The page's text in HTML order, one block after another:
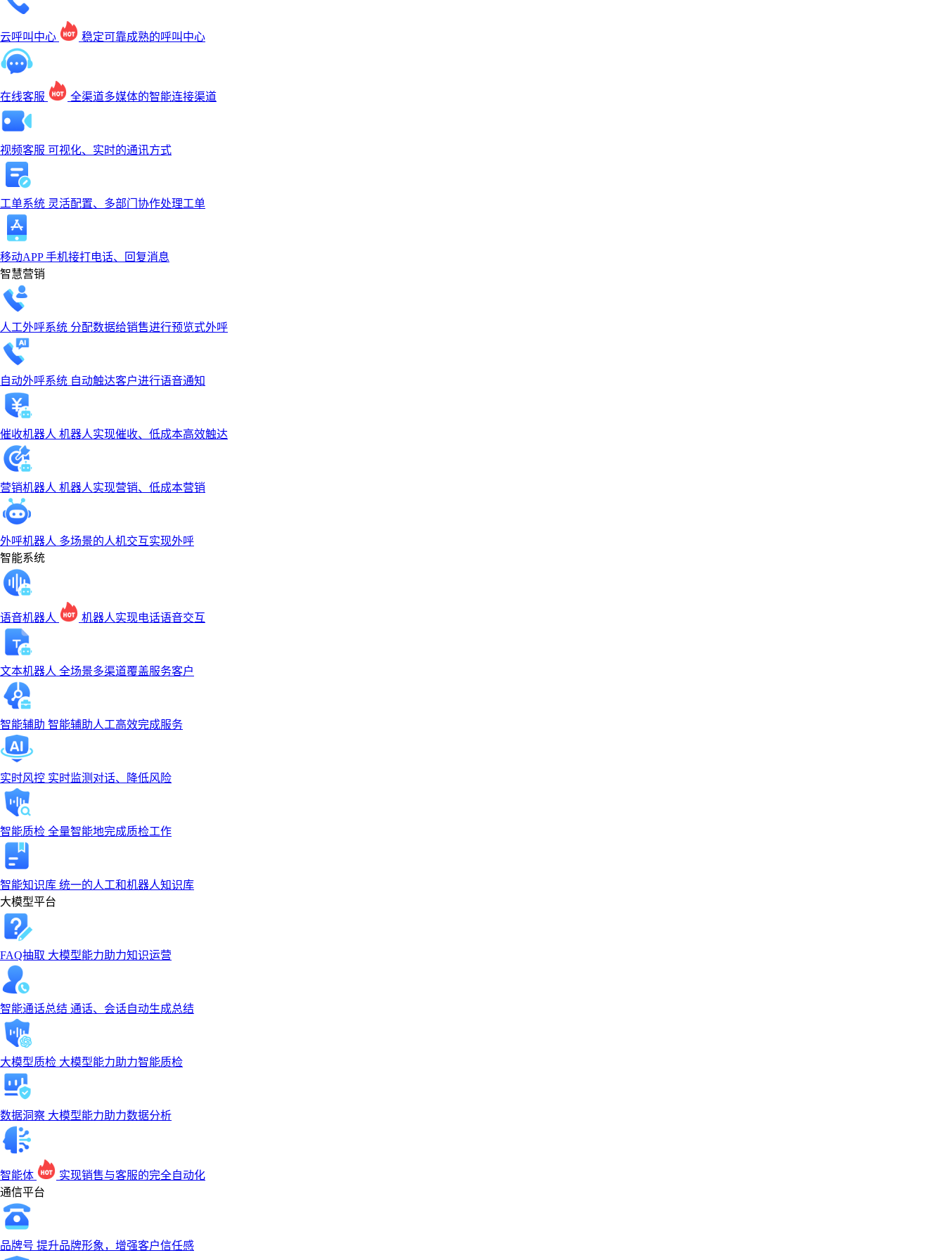
云呼叫中心 稳定可靠成熟的呼叫中心
在线客服 全渠道多媒体的智能连接渠道
视频客服 可视化、实时的通讯方式
工单系统 灵活配置、多部门协作处理工单
移动APP手机接打电话、回复消息
智慧营销
人工外呼系统 分配数据给销售进行预览式外呼
自动外呼系统 自动触达客户进行语音通知
催收机器人 机器人实现催收、低成本高效触达
营销机器人 机器人实现营销、低成本营销
外呼机器人 多场景的人机交互实现外呼
智能系统
语音机器人 机器人实现电话语音交互
文本机器人 全场景多渠道覆盖服务客户
智能辅助 智能辅助人工高效完成服务
实时风控 实时监测对话、降低风险
智能质检 全量智能地完成质检工作
智能知识库 统一的人工和机器人知识库
大模型平台
FAQ抽取 大模型能力助力知识运营
智能通话总结 通话、会话自动生成总结
大模型质检 大模型能力助力智能质检
数据洞察 大模型能力助力数据分析
智能体
实现销售与客服的完全自动化
通信平台
品牌号 提升品牌形象，增强客户信任感